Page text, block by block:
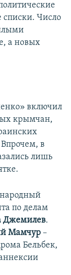
списки. Число
а новых
включил
крымчан,
в
лишь
по делам
Джемилев.
Мамчур –
Бельбек,